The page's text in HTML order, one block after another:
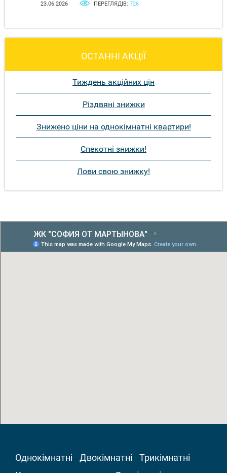
23.06.2026 ПЕРЕГЛЯДІВ: 726
ОСТАННІ АКЦІЇ
Тиждень акційних цін
Різдвяні знижки
Знижено ціни на однокімнатні квартири!
Спекотні знижки!
Лови свою знижку!
Однокімнатні Двокімнатні
Трикімнатні